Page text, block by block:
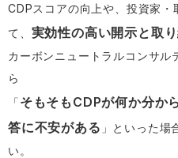
CDPスコアの向上や、投資家
て、 実効性の高い開示と取
カーボンニュートラルコンサル
ら
「そもそもCDPが何か分か
答に不安がある 」といった場
い。